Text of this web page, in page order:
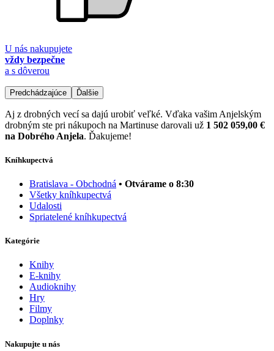
U nás nakupujete
vždy bezpečne
a s dôverou
Predchádzajúce Ďalšie
Aj z drobných vecí sa dajú urobiť veľké. Vďaka vašim Anjelským
drobným ste pri nákupoch na Martinuse darovali už 1 502 059,00 €
na Dobrého Anjela. Ďakujeme!
Kníhkupectvá
Bratislava - Obchodná • Otvárame o 8:30
Všetky kníhkupectvá
Udalosti
Spriatelené kníhkupectvá
Kategórie
Knihy
E-knihy
Audioknihy
Hry
Filmy
Doplnky
Nakupujte u nás